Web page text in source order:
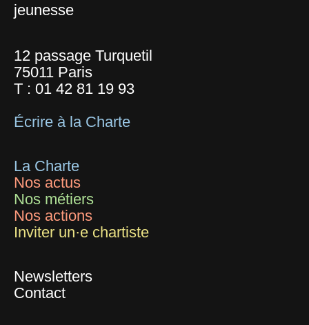
jeunesse
12 passage Turquetil
75011 Paris
T : 01 42 81 19 93
Écrire à la Charte
La Charte
Nos actus
Nos métiers
Nos actions
Inviter un·e chartiste
Newsletters
Contact